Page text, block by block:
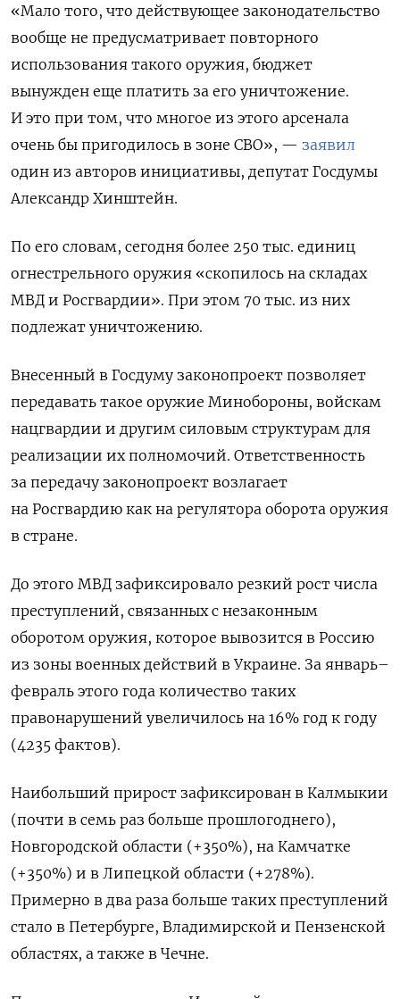
«Мало того, что действующее законодательство
вообще не предусматривает повторного
использования такого оружия, бюджет
вынужден еще платить за его уничтожение.
И это при том, что многое из этого арсенала
очень бы пригодилось в зоне СВО», — заявил
один из авторов инициативы, депутат Госдумы
Александр Хинштейн.
По его словам, сегодня более 250 тыс. единиц
огнестрельного оружия «скопилось на складах
МВД и Росгвардии». При этом 70 тыс. из них
подлежат уничтожению.
Внесенный в Госдуму законопроект позволяет
передавать такое оружие Минобороны, войскам
нацгвардии и другим силовым структурам для
реализации их полномочий. Ответственность
за передачу законопроект возлагает
на Росгвардию как на регулятора оборота оружия
в стране.
До этого МВД зафиксировало резкий рост числа
преступлений, связанных с незаконным
оборотом оружия, которое вывозится в Россию
из зоны военных действий в Украине. За январь–
февраль этого года количество таких
правонарушений увеличилось на 16% год к году
(4235 фактов).
Наибольший прирост зафиксирован в Калмыкии
(почти в семь раз больше прошлогоднего),
Новгородской области (+350%), на Камчатке
(+350%) и в Липецкой области (+278%).
Примерно в два раза больше таких преступлений
стало в Петербурге, Владимирской и Пензенской
областях, а также в Чечне.